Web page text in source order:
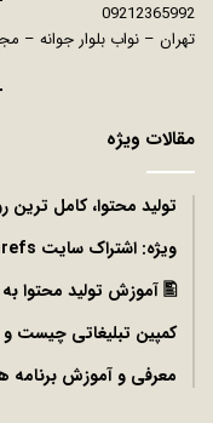
09212365992
تهران – نواب بلوار جوانه –
مقالات ویژه
توليد محتوا، کامل ترین
ویژه: اشتراک سایت ahrefs رایگان شد
🖺 آموزش تولید محتوا به
کمپین تبلیغاتی چیست و
معرفی و آموزش برنامه